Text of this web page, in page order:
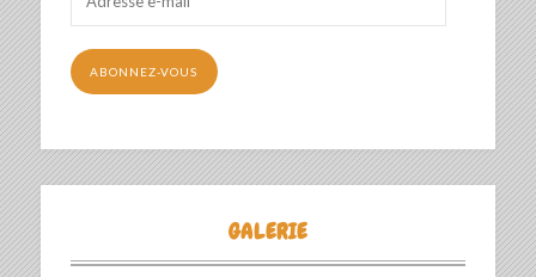
mail
ABONNEZ-VOUS
GALERIE